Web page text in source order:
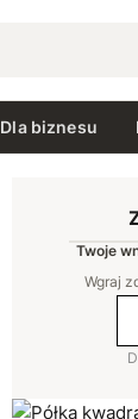
Dla biznesu
Twoje
Wgraj